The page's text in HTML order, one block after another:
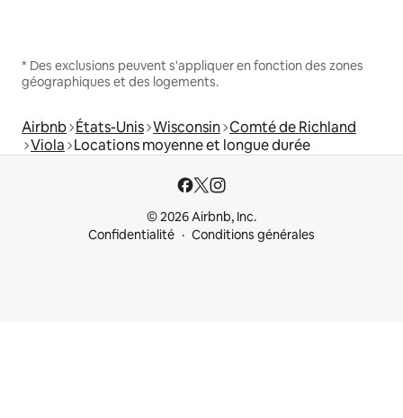
* Des exclusions peuvent s'appliquer en fonction des zones
géographiques et des logements.
Airbnb États-Unis Wisconsin Comté de Richland
Viola Locations moyenne et longue durée
© 2026 Airbnb, Inc.
Confidentialité
Conditions générales